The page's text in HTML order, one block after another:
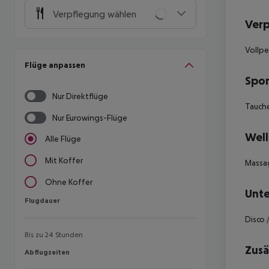
Verpflegung wählen
Flüge anpassen
Nur Direktflüge
Nur Eurowings-Flüge
Alle Flüge
Mit Koffer
Ohne Koffer
Flugdauer
Flugdauer
Bis zu 24 Stunden
Abflugzeiten
Abflugzeiten
Disco